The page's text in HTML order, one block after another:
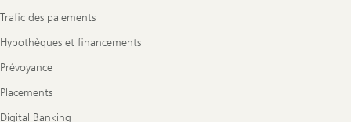
Trafic des paiements
Hypothèques et financements
Prévoyance
Placements
Digital Banking